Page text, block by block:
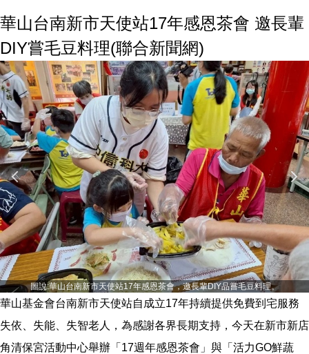
華山台南新市天使站17年感恩茶會 邀長輩
DIY嘗毛豆料理(聯合新聞網)
圖說:華山台南新市天使站17年感恩茶會，邀長輩DIY品嘗毛豆料理。
華山基金會台南新市天使站自成立17年持續提供免費到宅服務
失依、失能、失智老人，為感謝各界長期支持，今天在新市新店
角清保宮活動中心舉辦「17週年感恩茶會」與「活力GO鮮蔬